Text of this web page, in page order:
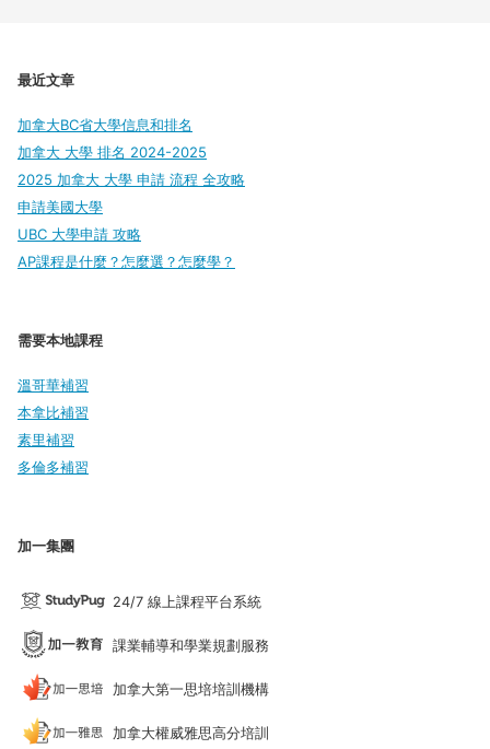
最近文章
加拿大BC省大學信息和排名
加拿大 大學 排名 2024-2025
2025 加拿大 大學 申請 流程 全攻略
申請美國大學
UBC 大學申請 攻略
AP課程是什麼？怎麼選？怎麼學？
需要本地課程
溫哥華補習
本拿比補習
素里補習
多倫多補習
加一集團
24/7 線上課程平台系統
課業輔導和學業規劃服務
加拿大第一思培培訓機構
加拿大權威雅思高分培訓